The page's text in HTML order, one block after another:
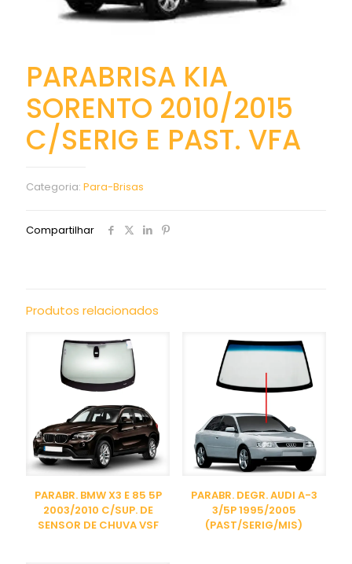
PARABRISA KIA
SORENTO 2010/2015
C/SERIG E PAST. VFA
Categoria: Para-Brisas
Compartilhar
Produtos relacionados
PARABR. BMW X3 E 85 5P
2003/2010 C/SUP. DE
SENSOR DE CHUVA VSF
PARABR. DEGR. AUDI A-3
3/5P 1995/2005
(PAST/SERIG/MIS)